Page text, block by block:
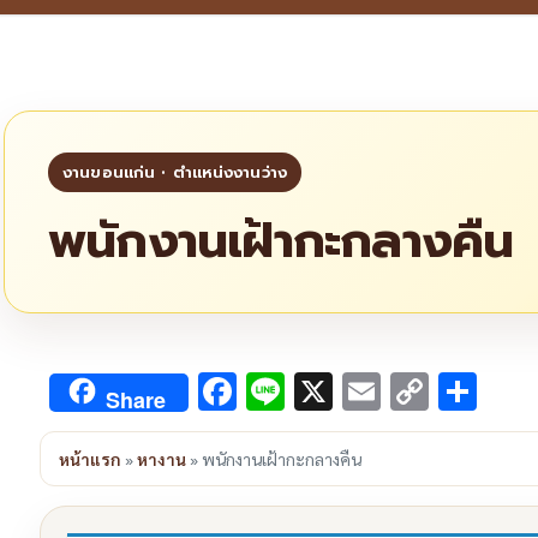
พนักงานเฝ้ากะกลางคืน
Share Facebook
Line
X Email
Copy
Link
หน้าแรก »หางาน » พนักงานเฝ้ากะกลางคืน